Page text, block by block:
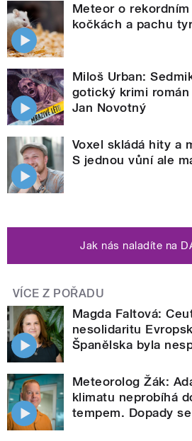
Meteor o
kočkách a pachu
Miloš Urban:
gotický krimi
Jan Novotný
Voxel skládá hity a
S jednou vůní ale
Jak nás naladíte na
VÍCE Z POŘADU
Magda Faltová:
nesolidaritu
Španělska byla
Meteorolog Žák:
klimatu neprobíhá
tempem. Dopady